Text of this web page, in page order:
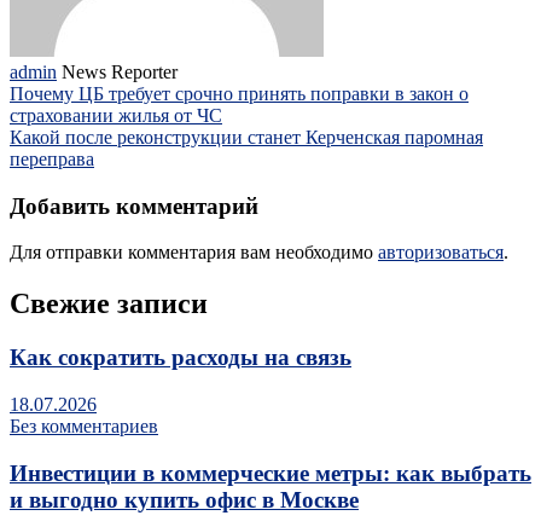
admin News Reporter
Почему ЦБ требует срочно принять поправки в закон о
страховании жилья от ЧС
Какой после реконструкции станет Керченская паромная
переправа
Добавить комментарий
Для отправки комментария вам необходимо авторизоваться.
Свежие записи
Как сократить расходы на связь
18.07.2026
Без комментариев
Инвестиции в коммерческие метры: как выбрать
и выгодно купить офис в Москве